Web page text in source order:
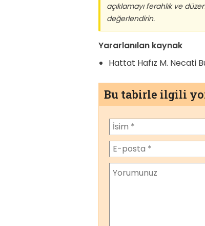
açıklamayı ferahlık ve
değerlendirin.
Yararlanılan kaynak
Hattat Hafız M. Necati
Bu tabirle ilgili